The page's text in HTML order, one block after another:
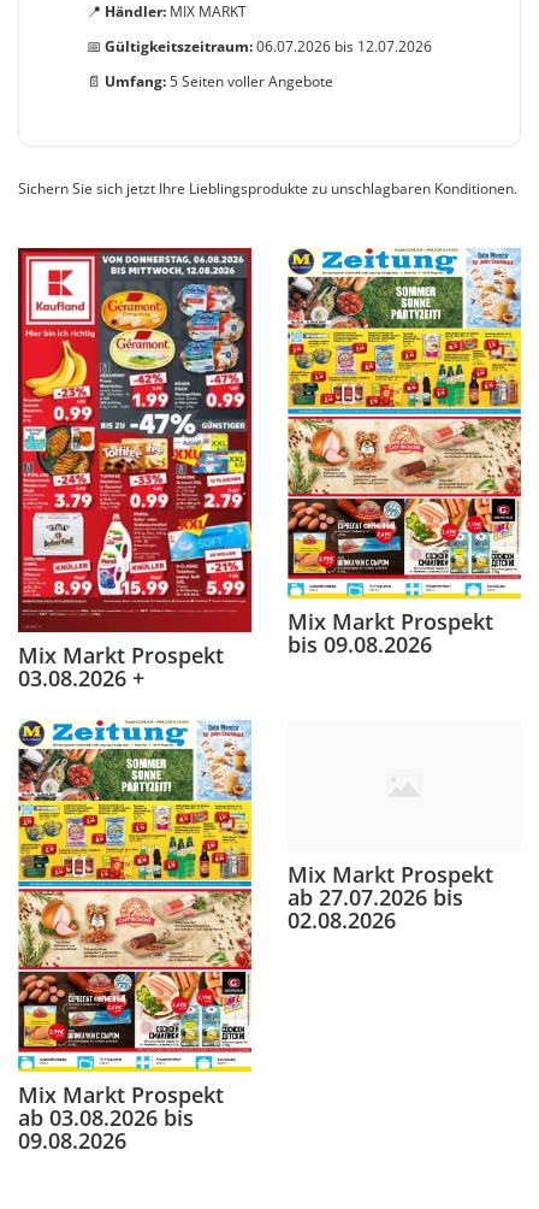
📍 Händler:MIX MARKT
📅 Gültigkeitszeitraum:06.07.2026 bis 12.07.2026
📄 Umfang:5 Seiten voller Angebote
Sichern Sie sich jetzt Ihre Lieblingsprodukte zu unschlagbaren Konditionen.
Mix Markt Prospekt
03.08.2026 +
Mix Markt Prospekt
bis 09.08.2026
Mix Markt Prospekt
ab 03.08.2026 bis
09.08.2026
Mix Markt Prospekt
ab 27.07.2026 bis
02.08.2026